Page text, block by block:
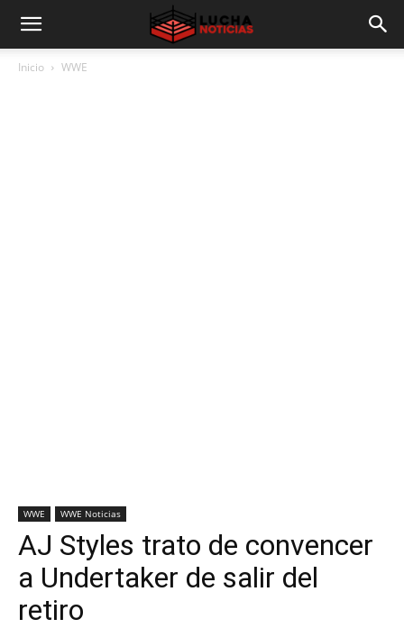
Inicio WWE
WWE WWE Noticias
AJ Styles trato de convencer
a Undertaker de salir del
retiro